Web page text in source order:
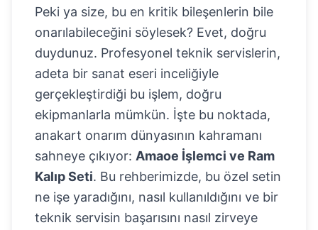
Peki ya size, bu en kritik bileşenlerin bile
onarılabileceğini söylesek? Evet, doğru
duydunuz. Profesyonel teknik servislerin,
adeta bir sanat eseri inceliğiyle
gerçekleştirdiği bu işlem, doğru
ekipmanlarla mümkün. İşte bu noktada,
anakart onarım dünyasının kahramanı
sahneye çıkıyor: Amaoe İşlemci ve Ram
Kalıp Seti. Bu rehberimizde, bu özel setin
ne işe yaradığını, nasıl kullanıldığını ve bir
teknik servisin başarısını nasıl zirveye